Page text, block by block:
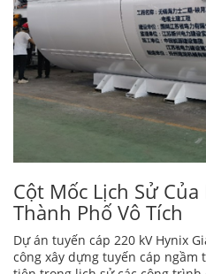
Cột Mốc Lịch Sử
Thành Phố Vô Tích
Dự án tuyến cáp 220 kV Hynix
công xây dựng tuyến cáp